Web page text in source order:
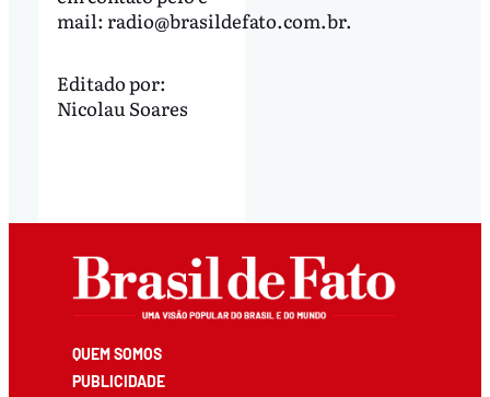
mail: radio@brasildefato.com.br.
Editado por:
Nicolau Soares
QUEM SOMOS
PUBLICIDADE